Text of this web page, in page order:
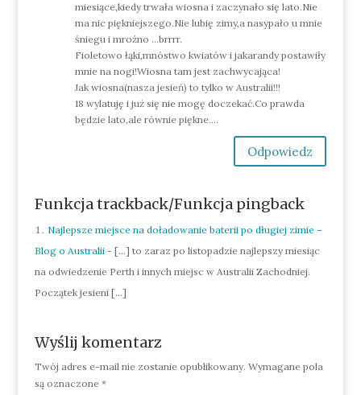
miesiące,kiedy trwała wiosna i zaczynało się lato.Nie
ma nic piękniejszego.Nie lubię zimy,a nasypało u mnie
śniegu i mroźno …brrrr.
Fioletowo łąki,mnóstwo kwiatów i jakarandy postawiły
mnie na nogi!Wiosna tam jest zachwycająca!
Jak wiosna(nasza jesień) to tylko w Australii!!!
18 wylatuję i już się nie mogę doczekać.Co prawda
będzie lato,ale równie piękne….
Odpowiedz
Funkcja trackback/Funkcja pingback
Najlepsze miejsce na doładowanie baterii po długiej zimie –
Blog o Australii- […] to zaraz po listopadzie najlepszy miesiąc
na odwiedzenie Perth i innych miejsc w Australii Zachodniej.
Początek jesieni […]
Wyślij komentarz
Twój adres e-mail nie zostanie opublikowany. Wymagane pola
są oznaczone *